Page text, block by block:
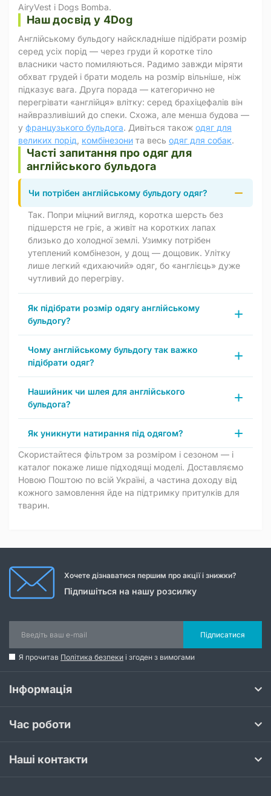
AiryVest і Dogs Bomba.
Наш досвід у 4Dog
Англійському бульдогу найскладніше підібрати розмір
серед усіх порід — через груди й коротке тіло
власники часто помиляються. Радимо завжди міряти
обхват грудей і брати модель на розмір вільніше, ніж
підказує вага. Друга порада — категорично не
перегрівати «англійця» влітку: серед брахіцефалів він
найвразливіший до спеки. Схожа, але менша будова —
у французького бульдога. Дивіться також одяг для
великих порід комбінезони та весь одяг для собак.
Часті запитання про одяг для
англійського бульдога
Чи потрібен англійському бульдогу одяг?
Так. Попри міцний вигляд, коротка шерсть без
підшерстя не гріє, а живіт на коротких лапах
близько до холодної землі. Узимку потрібен
утеплений комбінезон, у дощ — дощовик. Улітку
лише легкий «дихаючий» одяг, бо «англієць» дуже
чутливий до перегріву.
Як підібрати розмір одягу англійському
бульдогу?
Чому англійському бульдогу так важко
підібрати одяг?
Нашийник чи шлея для англійського
бульдога?
Як уникнути натирання під одягом?
Скористайтеся фільтром за розміром і сезоном — і
каталог покаже лише підходящі моделі. Доставляємо
Новою Поштою по всій Україні, а частина доходу від
кожного замовлення йде на підтримку притулків для
тварин.
Хочете дізнаватися першим про акції і знижки?
Підпишіться на нашу розсилку
Підписатися
Я прочитав Політика безпеки і згоден з вимогами
Інформація
Час роботи
Наші контакти